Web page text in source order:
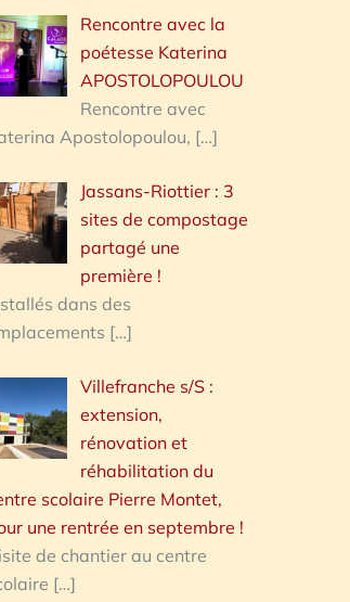
Rencontre avec la
poétesse Katerina
APOSTOLOPOULOU
Rencontre avec
Apostolopoulou, […]
Jassans-Riottier : 3
sites de compostage
partagé une
première !
dans des
[…]
Villefranche s/S :
extension,
rénovation et
réhabilitation du
scolaire Pierre Montet,
une rentrée en septembre !
de chantier au centre
[…]